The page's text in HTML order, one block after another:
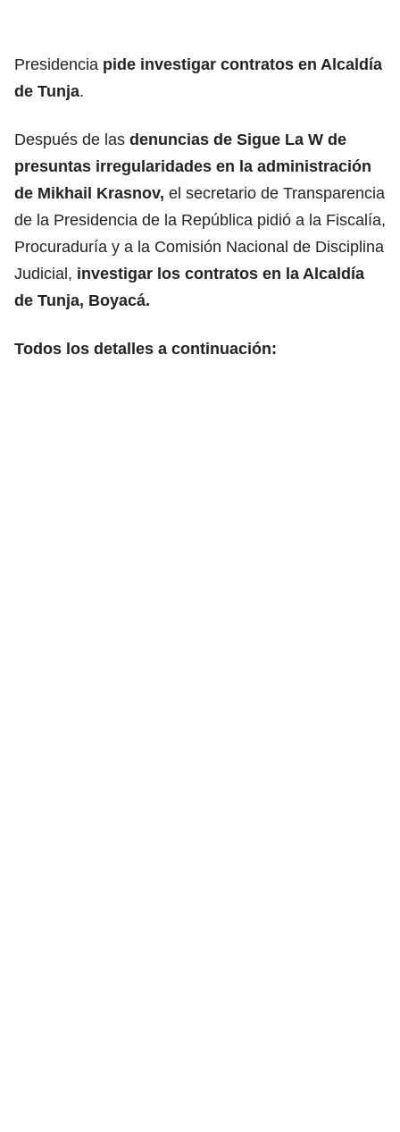
Presidencia pide investigar contratos en Alcaldía
de Tunja.
Después de las denuncias de Sigue La W de
presuntas irregularidades en la administración
de Mikhail Krasnov, el secretario de Transparencia
de la Presidencia de la República pidió a la Fiscalía,
Procuraduría y a la Comisión Nacional de Disciplina
Judicial, investigar los contratos en la Alcaldía
de Tunja, Boyacá.
Todos los detalles a continuación: